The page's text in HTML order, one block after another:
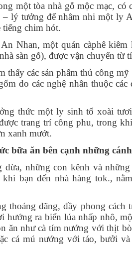
một tòa nhà gỗ mộc mạc,
lý tưởng để nhâm nhi một ly
chim hót.
Nhan, một quán càphê
sàn gỗ), được vận chuyển từ
thấy các sản phẩm thủ công
do các nghệ nhân thuộc các
thức một ly sinh tố xoài
trang trí công phu, trong
xanh mướt.
bữa ăn bên cạnh những
những con kênh và
bạn đến nhà hàng tok.,
thoáng đãng, đầy phong cách
hướng ra biển lúa nhấp nhô,
ăn như cà tím nướng với thịt
cá mú nướng với táo, bưởi